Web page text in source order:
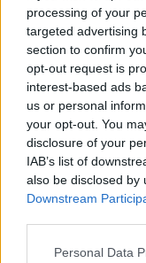
processing of your
targeted advertising
section to confirm
opt-out request is
interest-based ads
us or personal
your opt-out. You
disclosure of your
IAB’s list of
also be disclosed by
Downstream
Personal Data
Pesto pievieno
pievieno pēc